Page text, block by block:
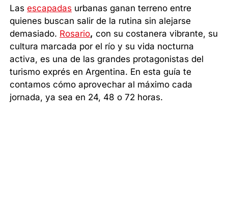
Lasescapadas urbanas ganan terreno entre
quienes buscan salir de la rutina sin alejarse
demasiado. Rosario, con su costanera vibrante, su
cultura marcada por el río y su vida nocturna
activa, es una de las grandes protagonistas del
turismo exprés en Argentina. En esta guía te
contamos cómo aprovechar al máximo cada
jornada, ya sea en 24, 48 o 72 horas.